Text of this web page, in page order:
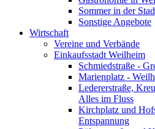
Sommer in der
Sonstige Angebote
Wirtschaft
Vereine und Verbände
Einkaufsstadt Weilheim
Schmiedstraße -
Marienplatz -
Ledererstraße,
Alles im Fluss
Kirchplatz und
Entspannung